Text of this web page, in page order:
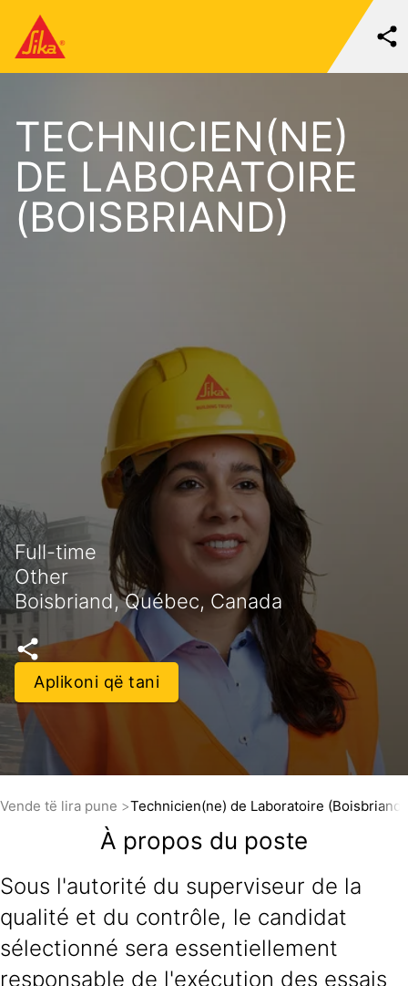
TECHNICIEN(NE)
DE LABORATOIRE
(BOISBRIAND)
Full-time
Other
Boisbriand, Québec, Canada
Aplikoni që tani
Vende të lira pune Technicien(ne) de Laboratoire (Boisbriand)
À propos du poste
Sous l'autorité du superviseur de la
qualité et du contrôle, le candidat
sélectionné sera essentiellement
responsable de l'exécution des essais